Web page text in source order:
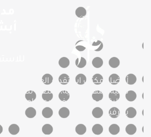
أفضل مكتب استقدام العمالة
دولية ومهنية عالية، نسعى لتقديم
مثالية لعملائنا، نوفر أيدى عاملة
بحرفية